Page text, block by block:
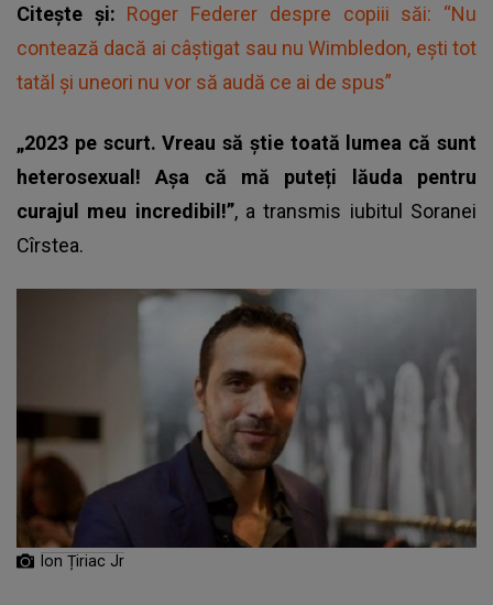
Citește și: Roger Federer despre copiii săi: “Nu
contează dacă ai câştigat sau nu Wimbledon, eşti tot
tatăl şi uneori nu vor să audă ce ai de spus”
„2023 pe scurt. Vreau să știe toată lumea că sunt
heterosexual! Așa că mă puteți lăuda pentru
curajul meu incredibil!”, a transmis iubitul Soranei
Cîrstea.
Ion Țiriac Jr